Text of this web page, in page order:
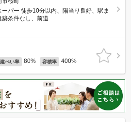
ーパー 徒歩10分以内、陽当り良好、駅ま
築条件なし、前道
建ぺい率 80% 容積率 400%